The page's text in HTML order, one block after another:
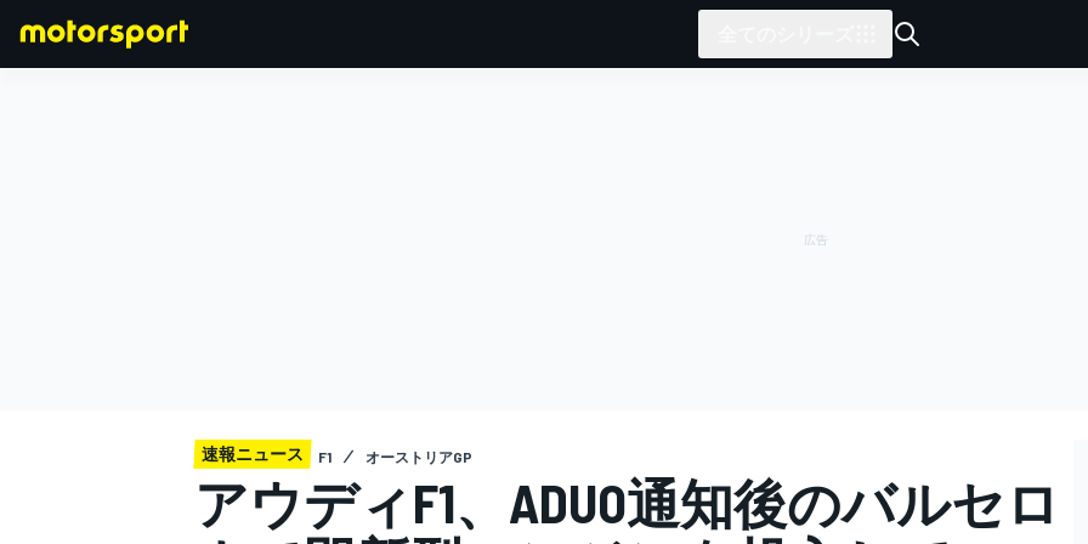
速報ニュース F1 オーストリアGP
アウディF1、ADUO通知後のバルセロ